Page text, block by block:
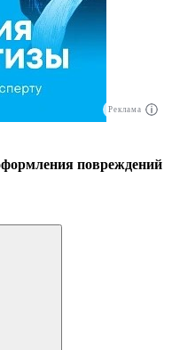
Реклама
повреждений